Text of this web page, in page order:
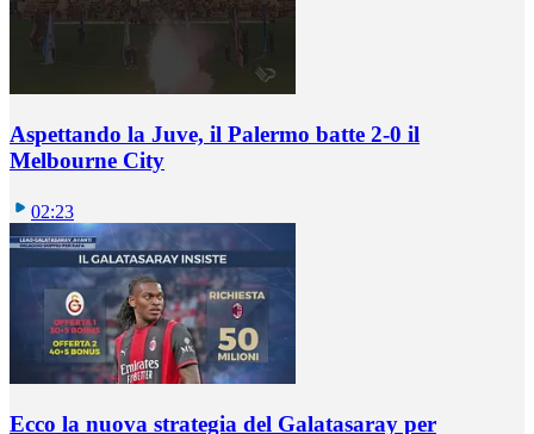
Aspettando la Juve, il Palermo batte 2-0 il
Melbourne City
02:23
Ecco la nuova strategia del Galatasaray per